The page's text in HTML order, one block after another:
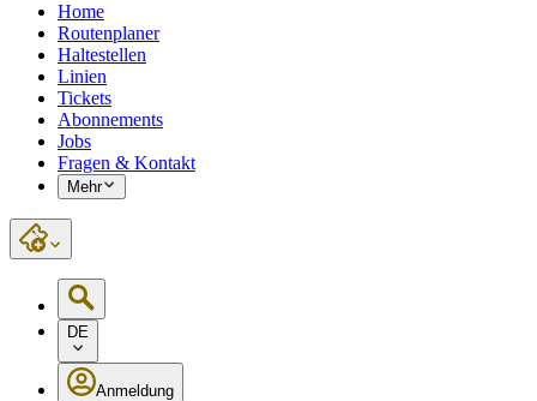
Home
Routenplaner
Haltestellen
Linien
Tickets
Abonnements
Jobs
Fragen & Kontakt
Mehr
DE
Anmeldung